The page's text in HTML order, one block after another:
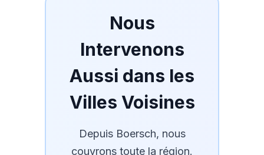
Nous
Intervenons
Aussi dans les
Villes Voisines
Depuis Boersch, nous
couvrons toute la région.